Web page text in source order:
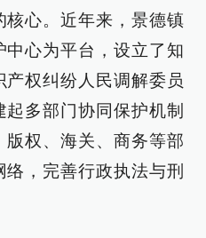
心。近年来，景德镇
中心为平台，设立了知
权纠纷人民调解委员
多部门协同保护机制
权、海关、商务等部
，完善行政执法与刑